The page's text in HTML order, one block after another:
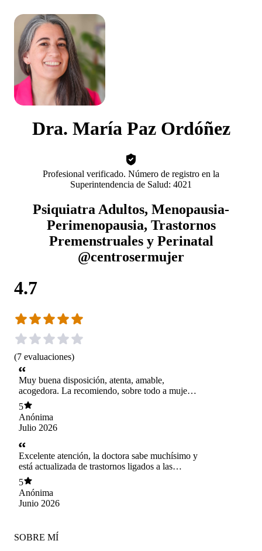
Dra. María Paz Ordóñez
Profesional verificado. Número de registro en la
Superintendencia de Salud: 4021
Psiquiatra Adultos, Menopausia-
Perimenopausia, Trastornos
Premenstruales y Perinatal
@centrosermujer
4.7
(7 evaluaciones)
Muy buena disposición, atenta, amable,
acogedora. La recomiendo, sobre todo a mujeres
en perimenopausia.
5
Anónima
Julio 2026
Excelente atención, la doctora sabe muchísimo y
está actualizada de trastornos ligados a las
mujeres. Muy agradecida
5
Anónima
Junio 2026
SOBRE MÍ